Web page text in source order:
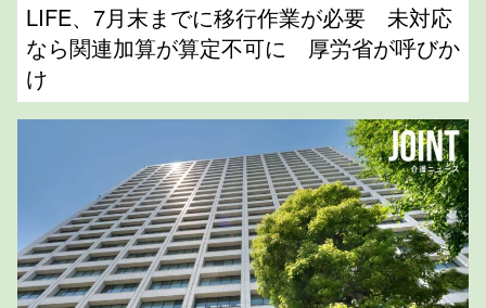
LIFE、7月末までに移行作業が必要 未対応
なら関連加算が算定不可に 厚労省が呼びか
け